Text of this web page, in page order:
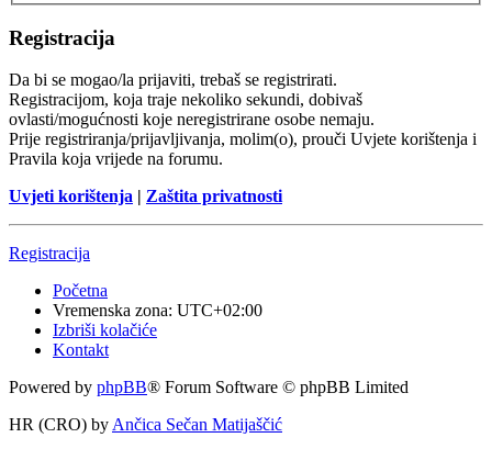
Registracija
Da bi se mogao/la prijaviti, trebaš se registrirati.
Registracijom, koja traje nekoliko sekundi, dobivaš
ovlasti/mogućnosti koje neregistrirane osobe nemaju.
Prije registriranja/prijavljivanja, molim(o), prouči Uvjete korištenja i
Pravila koja vrijede na forumu.
Uvjeti korištenja | Zaštita privatnosti
Registracija
Početna
Vremenska zona: UTC+02:00
Izbriši kolačiće
Kontakt
Powered by phpBB® Forum Software © phpBB Limited
HR (CRO) by Ančica Sečan Matijaščić